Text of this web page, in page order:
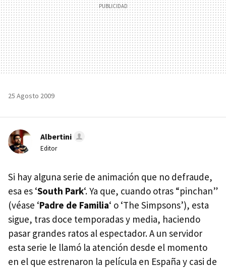
25 Agosto 2009
Albertini
Editor
Si hay alguna serie de animación que no defraude,
esa es ‘South Park‘. Ya que, cuando otras “pinchan”
(véase ‘Padre de Familia‘ o ‘The Simpsons’), esta
sigue, tras doce temporadas y media, haciendo
pasar grandes ratos al espectador. A un servidor
esta serie le llamó la atención desde el momento
en el que estrenaron la película en España y casi de